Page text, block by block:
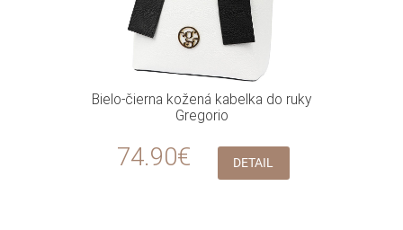
Bielo-čierna kožená kabelka do ruky
Gregorio
74.90€ DETAIL